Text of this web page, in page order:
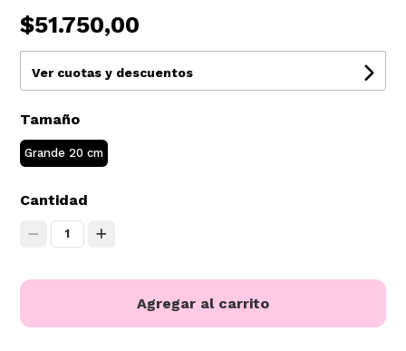
$51.750,00
Ver cuotas y descuentos
Tamaño
Grande 20 cm
Cantidad
1
Agregar al carrito